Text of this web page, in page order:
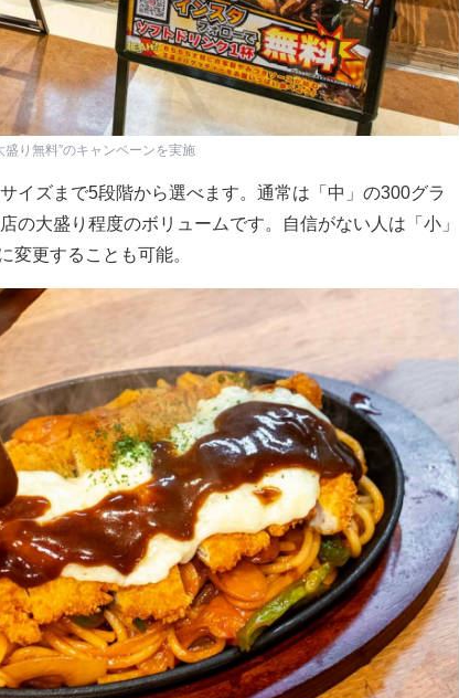
り無料”のキャンペーンを実施
イズまで5段階から選べます。通常は「中」の300グラ
の大盛り程度のボリュームです。自信がない人は「小」
変更することも可能。